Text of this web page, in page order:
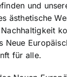
und
ästhetische
Neue
für alle.